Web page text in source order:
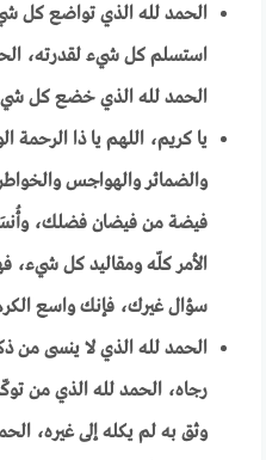
الحمد لله الذي تواضع كل
استسلم كل شيء لقدرته،
الحمد لله الذي خضع كل شيء
يا كريم، اللهم يا ذا الرحمة
والضمائر والهواجس
فيضة من فيضان فضلك،
الأمر كلّه ومقاليد كل شيء،
سؤال غيرك، فإنك واسع
الحمد لله الذي لا ينسى من
رجاه، الحمد لله الذي من
وثق به لم يكله إلى غيره،